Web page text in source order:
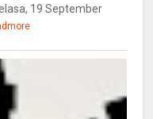
19 September